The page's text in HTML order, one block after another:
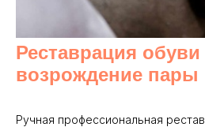
Реставрация обуви
возрождение пары
Ручная профессиональная